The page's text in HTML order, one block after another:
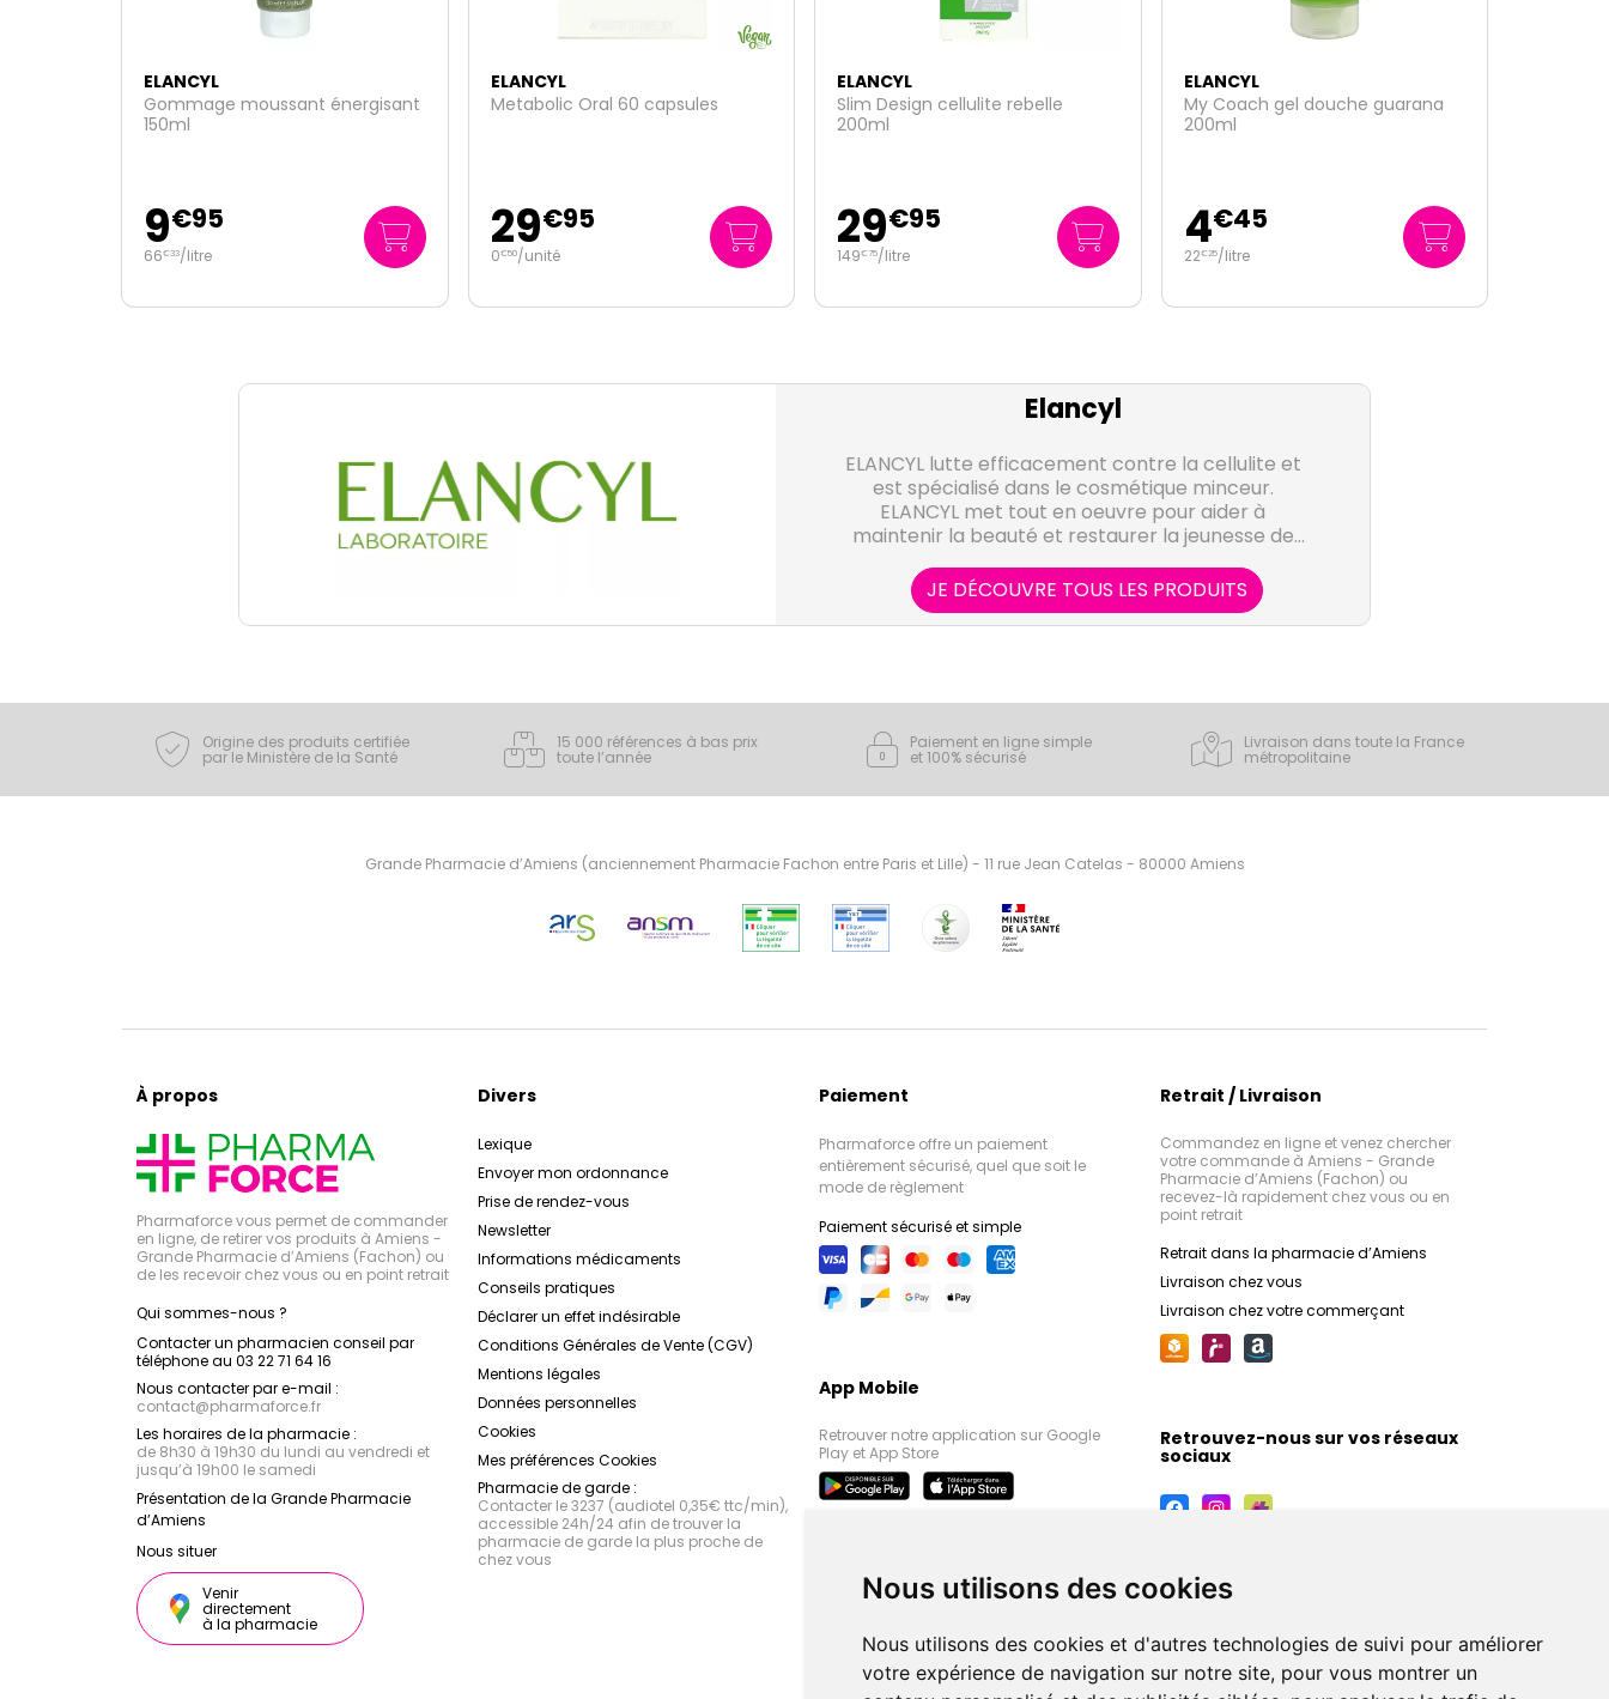
Nous utilisons des cookies
Nous utilisons des cookies et d'autres technologies de suivi pour améliorer
votre expérience de navigation sur notre site, pour vous montrer un
ELANCYL
Metabolic Oral 60 capsules
29€95
0€50/unité
ELANCYL
Slim Design cellulite rebelle
29€95
149€75 /litre
ELANCYL
My Coach gel douche guarana
200ml
4€45
22€25/litre
ELANCYL
Slim Design nuit cellulite rebelle
200ml
29€95
149€75/litre
Elancyl
ELANCYL lutte efficacement contre la cellulite et
est spécialisé dans le cosmétique minceur.
ELANCYL met tout en oeuvre pour aider à
maintenir la beauté et restaurer la jeunesse de
JE DÉCOUVRE TOUS LES PRODUITS
Origine des produits certifiée
par le Ministère de la Santé
15 000 références à bas prix
toute l’année
Paiement en ligne simple
et 100% sécurisé
Livraison dans toute la France
métropolitaine
Grande Pharmacie d’Amiens (anciennement Pharmacie Fachon entre Paris et Lille) - 11 rue Jean Catelas - 80000 Amiens
À propos
Pharmaforce vous permet de commander
en ligne, de retirer vos produits à Amiens -
Grande Pharmacie d’Amiens (Fachon) ou
de les recevoir chez vous ou en point retrait
Qui sommes-nous ?
Contacter un pharmacien conseil par
téléphone au 03 22 71 64 16
Nous contacter par e-mail :
contact@pharmaforce.fr
Les horaires de la pharmacie :
de 8h30 à 19h30 du lundi au vendredi et
jusqu’à 19h00 le samedi
Présentation de la Grande Pharmacie
d’Amiens
Nous situer
Venir
directement
à la pharmacie
Divers
Lexique
Envoyer mon ordonnance
Prise de rendez-vous
Newsletter
Informations médicaments
Conseils pratiques
Déclarer un effet indésirable
Conditions Générales de Vente (CGV)
Mentions légales
Données personnelles
Cookies
Mes préférences Cookies
Pharmacie de garde :
Contacter le 3237 (audiotel 0,35€ ttc/min),
accessible 24h/24 afin de trouver la
pharmacie de garde la plus proche de
chez vous
Paiement
Pharmaforce offre un paiement
entièrement sécurisé, quel que soit le
mode de règlement
Paiement sécurisé et simple
App Mobile
Retrouver notre application sur Google
Play et App Store
Retrait / Livraison
Commandez en ligne et venez chercher
votre commande à Amiens - Grande
Pharmacie d’Amiens (Fachon) ou
recevez-là rapidement chez vous ou en
point retrait
Retrait dans la pharmacie d’Amiens
Livraison chez vous
Livraison chez votre commerçant
Retrouvez-nous sur vos réseaux
sociaux